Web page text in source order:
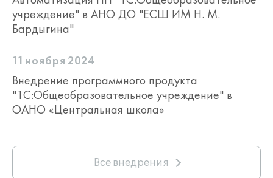
учреждение" в АНО ДО "ЕСШ ИМ Н. М.
Бардыгина"
11 ноября 2024
Внедрение программного продукта
"1С:Общеобразовательное учреждение" в
ОАНО «Центральная школа»
Все внедрения